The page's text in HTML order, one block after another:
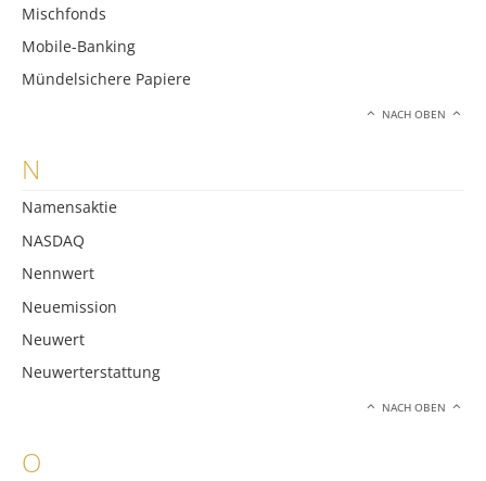
Mischfonds
Mobile-Banking
Mündelsichere Papiere
NACH OBEN
N
Namensaktie
NASDAQ
Nennwert
Neuemission
Neuwert
Neuwerterstattung
NACH OBEN
O